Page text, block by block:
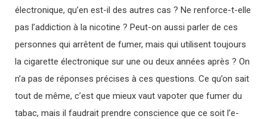
électronique, qu’en est-il des autres cas ? Ne renforce-t-elle
pas l’addiction à la nicotine ? Peut-on aussi parler de ces
personnes qui arrêtent de fumer, mais qui utilisent toujours
la cigarette électronique sur une ou deux années après ? On
n’a pas de réponses précises à ces questions. Ce qu’on sait
tout de même, c’est que mieux vaut vapoter que fumer du
tabac, mais il faudrait prendre conscience que ce soit l’e-